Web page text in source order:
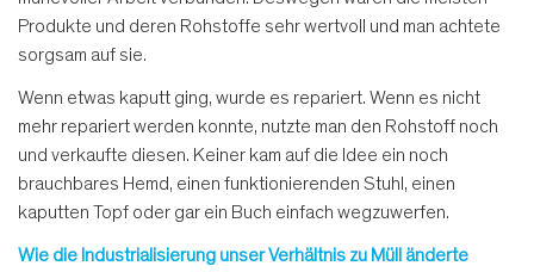
Produkte und deren Rohstoffe sehr wertvoll und man achtete
sorgsam auf sie.
Wenn etwas kaputt ging, wurde es repariert. Wenn es nicht
mehr repariert werden konnte, nutzte man den Rohstoff noch
und verkaufte diesen. Keiner kam auf die Idee ein noch
brauchbares Hemd, einen funktionierenden Stuhl, einen
kaputten Topf oder gar ein Buch einfach wegzuwerfen.
Wie die Industrialisierung unser Verhältnis zu Müll änderte